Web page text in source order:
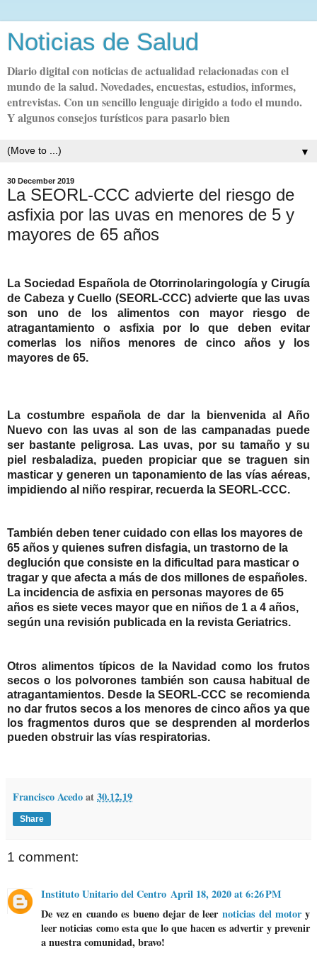
Noticias de Salud
Diario digital con noticias de actualidad relacionadas con el
mundo de la salud. Novedades, encuestas, estudios, informes,
entrevistas. Con un sencillo lenguaje dirigido a todo el mundo.
Y algunos consejos turísticos para pasarlo bien
▼
30 December 2019
La SEORL-CCC advierte del riesgo de
asfixia por las uvas en menores de 5 y
mayores de 65 años
La Sociedad Española de Otorrinolaringología y Cirugía
de Cabeza y Cuello (SEORL-CCC) advierte que las uvas
son uno de los alimentos con mayor riesgo de
atragantamiento o asfixiapor lo que deben evitar
comerlas los niños menores de cinco añosy los
mayores de 65.
La costumbre española de dar la bienvenida al Año
Nuevo con las uvas al son de las campanadas puede
ser bastante peligrosa. Las uvas, por su tamaño y su
piel resbaladiza, pueden propiciar que se traguen sin
masticar y generen un taponamiento de las vías aéreas,
impidiendo al niño respirar, recuerda la SEORL-CCC.
También deben tener cuidado con ellas los mayores de
65 años y quienes sufren disfagia, un trastorno de la
deglución que consiste en la dificultad para masticar o
tragar y que afecta a más de dos millones de españoles.
La incidencia de asfixia en personas mayores de 65
años es siete veces mayor que en niños de 1 a 4 años,
según una revisión publicada en la revista Geriatrics.
Otros alimentos típicos de la Navidad como los frutos
secos o los polvorones también son causa habitual de
atragantamientos. Desde la SEORL-CCC se recomienda
no dar frutos secos a los menores de cinco años ya que
los fragmentos duros que se desprenden al morderlos
pueden obstruir las vías respiratorias.
Francisco Acedoat30.12.19
Share
1 comment:
Instituto Unitario del Centro April 18, 2020 at 6:26 PM
De vez en cuando es bueno dejar de leer noticias del motory
leer noticias como esta que lo que hacen es advertir y prevenir
a nuestra comunidad, bravo!